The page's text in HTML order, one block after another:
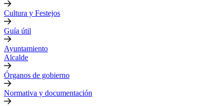
Cultura y Festejos
Guía útil
Ayuntamiento
Alcalde
Órganos de gobierno
Normativa y documentación